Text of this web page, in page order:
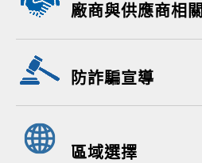
廠商與供應商相關
防詐騙宣導
區域選擇